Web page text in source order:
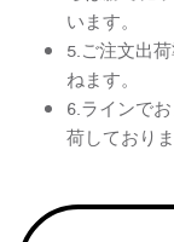
います。
5.ご注文出
ねます。
6.ラインで
荷しており